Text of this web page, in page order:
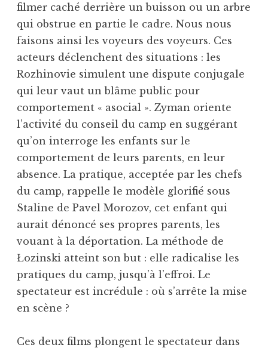
filmer caché derrière un buisson ou un arbre
qui obstrue en partie le cadre. Nous nous
faisons ainsi les voyeurs des voyeurs. Ces
acteurs déclenchent des situations : les
Rozhinovie simulent une dispute conjugale
qui leur vaut un blâme public pour
comportement « asocial ». Zyman oriente
l’activité du conseil du camp en suggérant
qu’on interroge les enfants sur le
comportement de leurs parents, en leur
absence. La pratique, acceptée par les chefs
du camp, rappelle le modèle glorifié sous
Staline de Pavel Morozov, cet enfant qui
aurait dénoncé ses propres parents, les
vouant à la déportation. La méthode de
Łozinski atteint son but : elle radicalise les
pratiques du camp, jusqu’à l’effroi. Le
spectateur est incrédule : où s’arrête la mise
en scène ?
Ces deux films plongent le spectateur dans